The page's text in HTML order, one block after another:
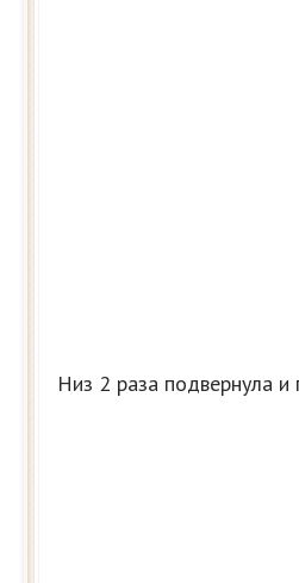
Низ 2 раза подвернула и